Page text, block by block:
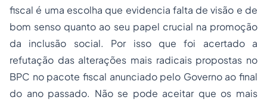
fiscal é uma escolha que evidencia falta de visão e de
bom senso quanto ao seu papel crucial na promoção
da inclusão social. Por isso que foi acertado a
refutação das alterações mais radicais propostas no
BPC no pacote fiscal anunciado pelo Governo ao final
do ano passado. Não se pode aceitar que os mais